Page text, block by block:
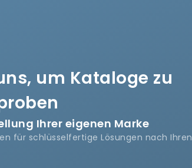
um Kataloge zu
Ihrer eigenen Marke
für schlüsselfertige Lösungen nach Ihren